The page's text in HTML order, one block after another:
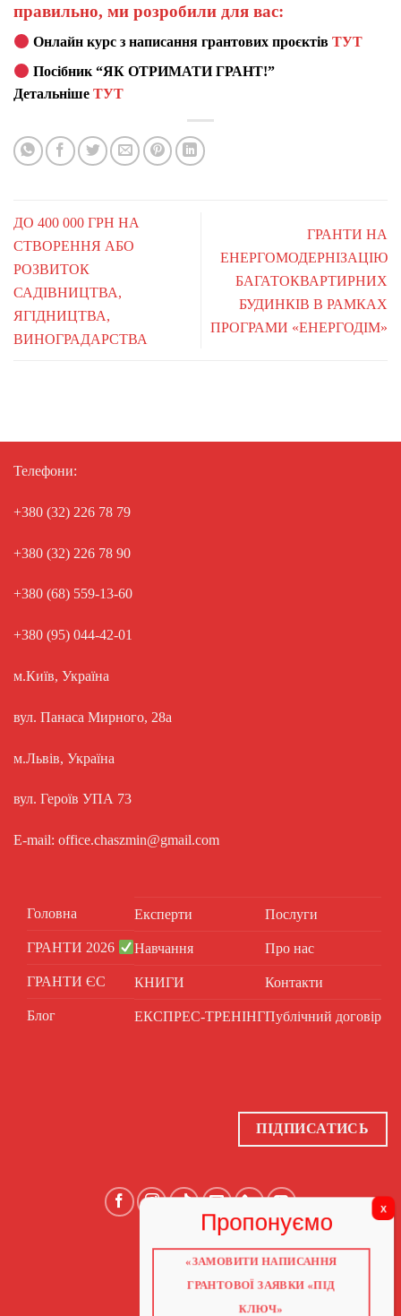
правильно, ми розробили для вас:
Онлайн курс з написання грантових проєктівТУТ
Посібник “ЯК ОТРИМАТИ ГРАНТ!”
Детальніше ТУТ
ДО 400 000 ГРН НА
СТВОРЕННЯ АБО
РОЗВИТОК
САДІВНИЦТВА,
ЯГІДНИЦТВА,
ВИНОГРАДАРСТВА
ГРАНТИ НА
ЕНЕРГОМОДЕРНІЗАЦІЮ
БАГАТОКВАРТИРНИХ
БУДИНКІВ В РАМКАХ
ПРОГРАМИ «ЕНЕРГОДІМ»
Телефони:
+380 (32) 226 78 79
+380 (32) 226 78 90
+380 (68) 559-13-60
+380 (95) 044-42-01
м.Київ, Україна
вул. Панаса Мирного, 28а
м.Львів, Україна
вул. Героїв УПА 73
E-mail: office.chaszmin@gmail.com
Головна
ГРАНТИ 2026
ГРАНТИ ЄС
Блог
Експерти
Навчання
КНИГИ
ЕКСПРЕС-ТРЕНІНГ
Послуги
Про нас
Контакти
Публічний договір
ПІДПИСАТИСЬ
ГОЛОВНА
ГРАНТИ 2026
«ЗАМОВИТИ НАПИСАННЯ
ГРАНТОВОЇ ЗАЯВКИ «ПІД
КЛЮЧ»